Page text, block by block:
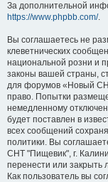
За дополнительной
https://www.phpbb.com/.
Вы соглашаетесь не
клеветнических
национальной розни и
законы вашей страны,
для форумов «Новый
право. Попытки
немедленному
будет поставлен в
всех сообщений
политики. Вы
СНТ "Пищевик", г.
перенести или
Как пользователь вы